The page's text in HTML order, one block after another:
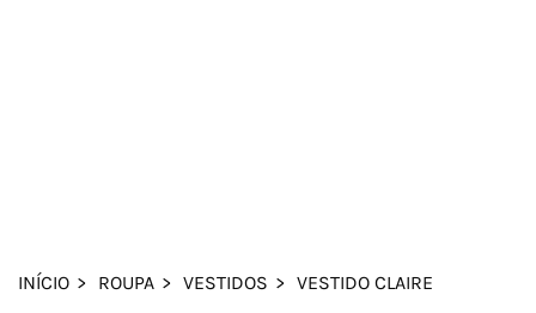
INÍCIO ROUPA VESTIDOS VESTIDO CLAIRE